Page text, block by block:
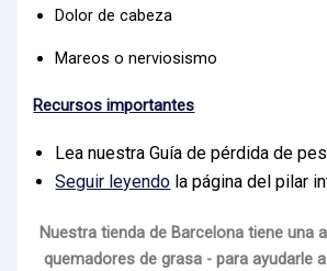
Dolor de cabeza
Mareos o nerviosismo
Recursos importantes
Lea nuestra Guía de pérdida de
Seguir leyendo la página del pilar
Nuestra tienda de Barcelona tiene una
quemadores de grasa - para ayudarle